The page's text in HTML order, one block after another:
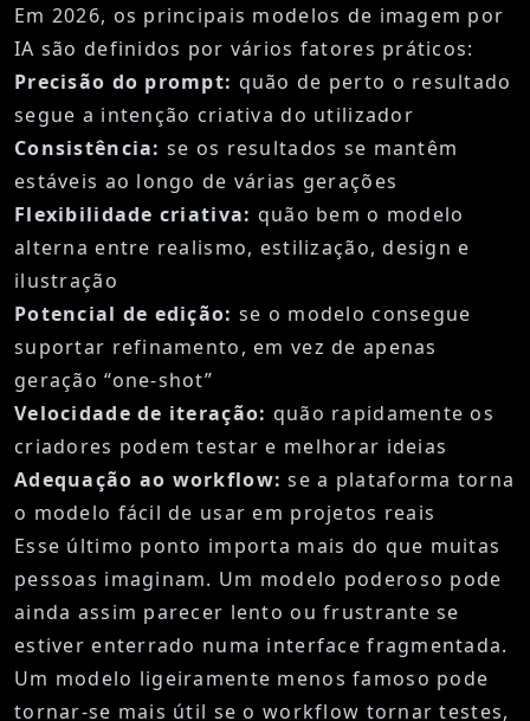
Em 2026, os principais modelos de imagem por
IA são definidos por vários fatores práticos:
Precisão do prompt: quão de perto o resultado
segue a intenção criativa do utilizador
Consistência: se os resultados se mantêm
estáveis ao longo de várias gerações
Flexibilidade criativa: quão bem o modelo
alterna entre realismo, estilização, design e
ilustração
Potencial de edição: se o modelo consegue
suportar refinamento, em vez de apenas
geração “one-shot”
Velocidade de iteração: quão rapidamente os
criadores podem testar e melhorar ideias
Adequação ao workflow: se a plataforma torna
o modelo fácil de usar em projetos reais
Esse último ponto importa mais do que muitas
pessoas imaginam. Um modelo poderoso pode
ainda assim parecer lento ou frustrante se
estiver enterrado numa interface fragmentada.
Um modelo ligeiramente menos famoso pode
tornar-se mais útil se o workflow tornar testes,